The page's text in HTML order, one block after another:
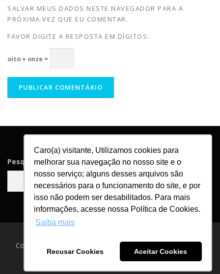
Caro(a) visitante, Utilizamos cookies para
melhorar sua navegação no nosso site e o
nosso serviço; alguns desses arquivos são
necessários para o funcionamento do site, e por
isso não podem ser desabilitados. Para mais
informações, acesse nossa Política de Cookies.
Saiba mais
Recusar Cookies Aceitar Cookies
SALVAR MEUS DADOS NESTE NAVEGADOR PARA A
PRÓXIMA VEZ QUE EU COMENTAR.
FAVOR DIGITE A RESPOSTA EM DÍGITOS:
oito + onze =
Pesquisar
Pesquisar
Copyright © 2026 Blog Asga Brindes
por
FameThemes